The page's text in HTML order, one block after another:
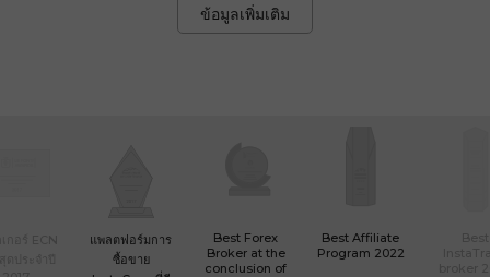
ข้อมูลเพิ่มเติม
แพลตฟอร์มการ
ซื้อขาย
Best Forex
Broker at the
conclusion of
Best Affiliate
Program 2022